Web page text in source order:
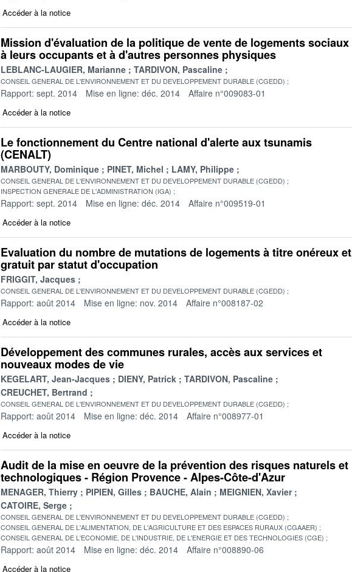
Accéder à la notice
Mission d'évaluation de la politique de vente de logements sociaux
à leurs occupants et à d'autres personnes physiques
LEBLANC-LAUGIER, Marianne TARDIVON, Pascaline
CONSEIL GENERAL DE L'ENVIRONNEMENT ET DU DEVELOPPEMENT DURABLE (CGEDD)
Rapport: sept. 2014 Mise en ligne: déc. 2014 Affaire n°009083-01
Accéder à la notice
Le fonctionnement du Centre national d'alerte aux tsunamis
(CENALT)
MARBOUTY, Dominique PINET, Michel LAMY, Philippe
CONSEIL GENERAL DE L'ENVIRONNEMENT ET DU DEVELOPPEMENT DURABLE (CGEDD)
INSPECTION GENERALE DE L'ADMINISTRATION (IGA)
Rapport: sept. 2014 Mise en ligne: déc. 2014 Affaire n°009519-01
Accéder à la notice
Evaluation du nombre de mutations de logements à titre onéreux et
gratuit par statut d'occupation
FRIGGIT, Jacques
CONSEIL GENERAL DE L'ENVIRONNEMENT ET DU DEVELOPPEMENT DURABLE (CGEDD)
Rapport: août 2014 Mise en ligne: nov. 2014 Affaire n°008187-02
Accéder à la notice
Développement des communes rurales, accès aux services et
nouveaux modes de vie
KEGELART, Jean-Jacques DIENY, Patrick
TARDIVON, Pascaline
CREUCHET, Bertrand
CONSEIL GENERAL DE L'ENVIRONNEMENT ET DU DEVELOPPEMENT DURABLE (CGEDD)
Rapport: août 2014 Mise en ligne: déc. 2014 Affaire n°008977-01
Accéder à la notice
Audit de la mise en oeuvre de la prévention des risques naturels et
technologiques - Région Provence - Alpes-Côte-d'Azur
MENAGER, Thierry PIPIEN, Gilles BAUCHE, Alain
MEIGNIEN, Xavier
CATOIRE, Serge
CONSEIL GENERAL DE L'ENVIRONNEMENT ET DU DEVELOPPEMENT DURABLE (CGEDD)
CONSEIL GENERAL DE L'ALIMENTATION, DE L'AGRICULTURE ET DES ESPACES RURAUX (CGAAER)
CONSEIL GENERAL DE L'ECONOMIE, DE L'INDUSTRIE, DE L'ENERGIE ET DES TECHNOLOGIES (CGE)
Rapport: août 2014 Mise en ligne: déc. 2014 Affaire n°008890-06
Accéder à la notice